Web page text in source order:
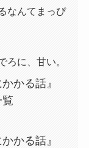
なんてまっぴ
ろに、甘い。
かる話』
かる話』